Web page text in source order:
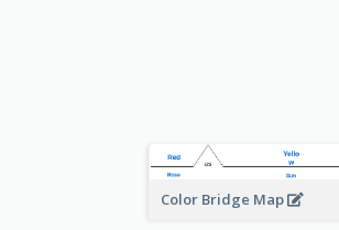
Color Bridge Map